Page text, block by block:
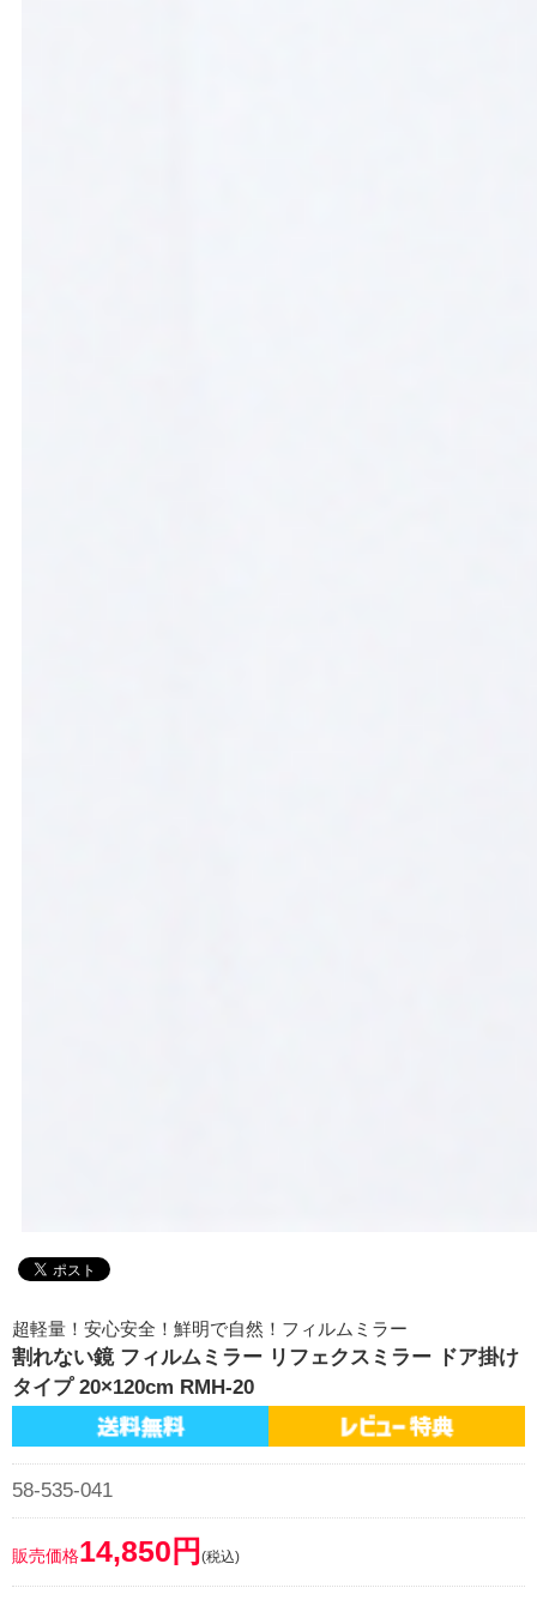
超軽量！安心安全！鮮明で自然！フィルムミラー
割れない鏡 フィルムミラー リフェクスミラー ドア掛け
タイプ 20×120cm RMH-20
58-535-041
販売価格14,850円 (税込)